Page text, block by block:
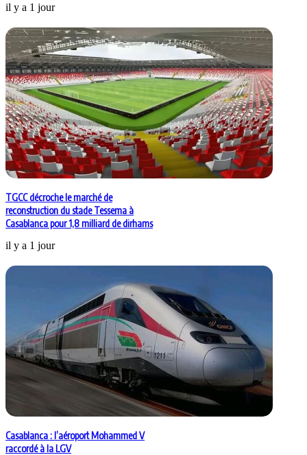
il y a 1 jour
TGCC décroche le marché de
reconstruction du stade Tessema à
Casablanca pour 1,8 milliard de dirhams
il y a 1 jour
Casablanca : l’aéroport Mohammed V
raccordé à la LGV